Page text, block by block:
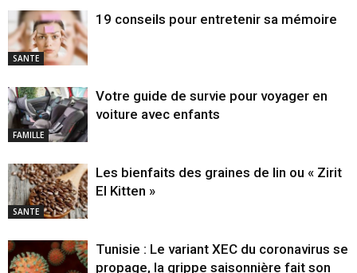
SANTE
19 conseils pour entretenir sa mémoire
FAMILLE
Votre guide de survie pour voyager en
voiture avec enfants
SANTE
Les bienfaits des graines de lin ou « Zirit
El Kitten »
Tunisie : Le variant XEC du coronavirus se
propage, la grippe saisonnière fait son